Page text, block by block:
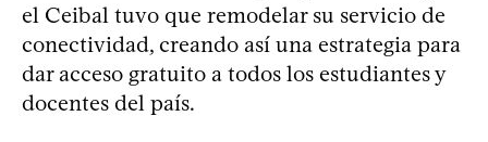
el Ceibal tuvo que remodelar su servicio de
conectividad, creando así una estrategia para
dar acceso gratuito a todos los estudiantes y
docentes del país.